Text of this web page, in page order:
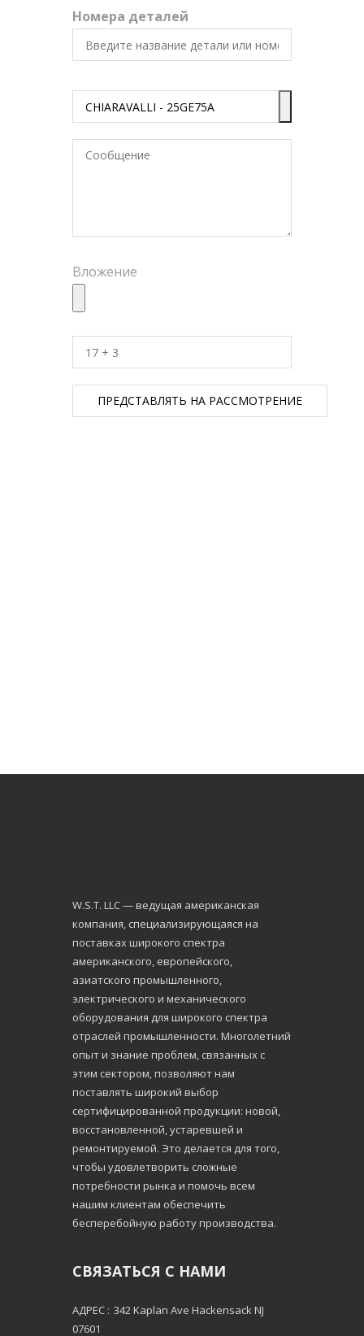
Номера деталей
Вложение
W.S.Т. LLC — ведущая американская
компания, специализирующаяся на
поставках широкого спектра
американского, европейского,
азиатского промышленного,
электрического и механического
оборудования для широкого спектра
отраслей промышленности. Многолетний
опыт и знание проблем, связанных с
этим сектором, позволяют нам
поставлять широкий выбор
сертифицированной продукции: новой,
восстановленной, устаревшей и
ремонтируемой. Это делается для того,
чтобы удовлетворить сложные
потребности рынка и помочь всем
нашим клиентам обеспечить
бесперебойную работу производства.
СВЯЗАТЬСЯ С НАМИ
АДРЕС : 342 Kaplan Ave Hackensack NJ
07601